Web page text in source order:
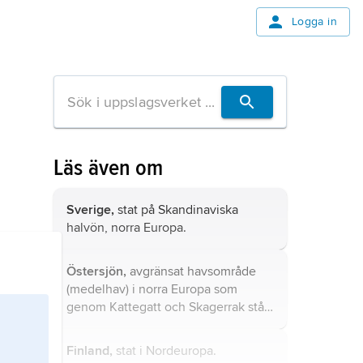
Logga in
Läs även om
Sverige, stat på Skandinaviska
halvön, norra Europa.
Östersjön, avgränsat havsområde
(medelhav) i norra Europa som
genom Kattegatt och Skagerrak står
Atlanten.
Finland, stat i Nordeuropa.